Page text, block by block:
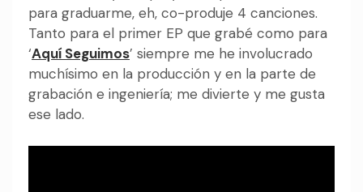
para graduarme, eh, co-produje 4 canciones.
Tanto para el primer EP que grabé como para
‘Aquí Seguimos’ siempre me he involucrado
muchísimo en la producción y en la parte de
grabación e ingeniería; me divierte y me gusta
ese lado.